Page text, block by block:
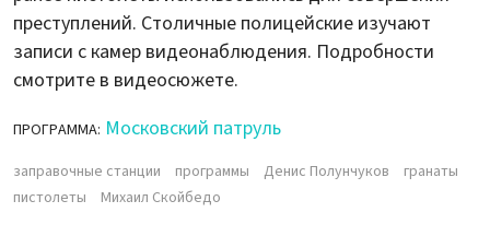
преступлений. Столичные полицейские изучают
записи с камер видеонаблюдения. Подробности
смотрите в видеосюжете.
ПРОГРАММА: Московский патруль
заправочные станции программы Денис Полунчуков
гранаты
пистолеты
Михаил Скойбедо